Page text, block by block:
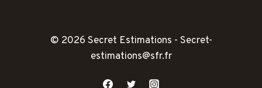
© 2026 Secret Estimations - Secret-
estimations@sfr.fr